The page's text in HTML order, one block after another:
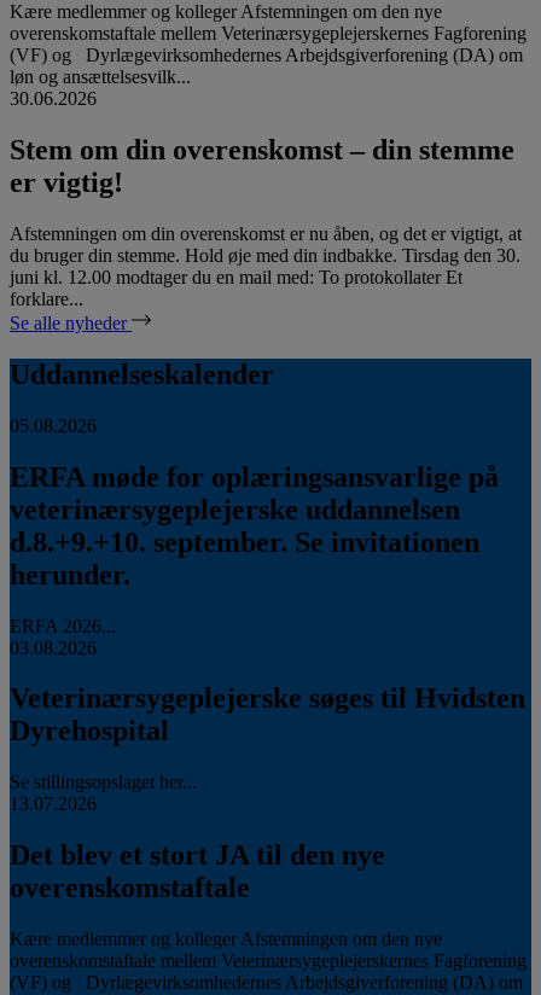
Kære medlemmer og kolleger Afstemningen om den nye
overenskomstaftale mellem Veterinærsygeplejerskernes Fagforening
(VF) og Dyrlægevirksomhedernes Arbejdsgiverforening (DA) om
løn og ansættelsesvilk...
30.06.2026
Stem om din overenskomst – din stemme
er vigtig!
Afstemningen om din overenskomst er nu åben, og det er vigtigt, at
du bruger din stemme. Hold øje med din indbakke. Tirsdag den 30.
juni kl. 12.00 modtager du en mail med: To protokollater Et
forklare...
Se alle nyheder
Uddannelseskalender
05.08.2026
ERFA møde for oplæringsansvarlige på
veterinærsygeplejerske uddannelsen
d.8.+9.+10. september. Se invitationen
herunder.
ERFA 2026...
03.08.2026
Veterinærsygeplejerske søges til Hvidsten
Dyrehospital
Se stillingsopslaget her...
13.07.2026
Det blev et stort JA til den nye
overenskomstaftale
Kære medlemmer og kolleger Afstemningen om den nye
overenskomstaftale mellem Veterinærsygeplejerskernes Fagforening
(VF) og Dyrlægevirksomhedernes Arbejdsgiverforening (DA) om